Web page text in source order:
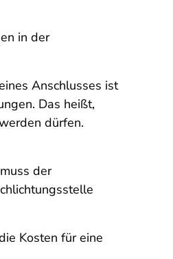
in der
Anschlusses ist
Das heißt,
dürfen.
der
Kosten für eine